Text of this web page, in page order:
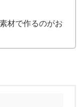
材で作るのがお